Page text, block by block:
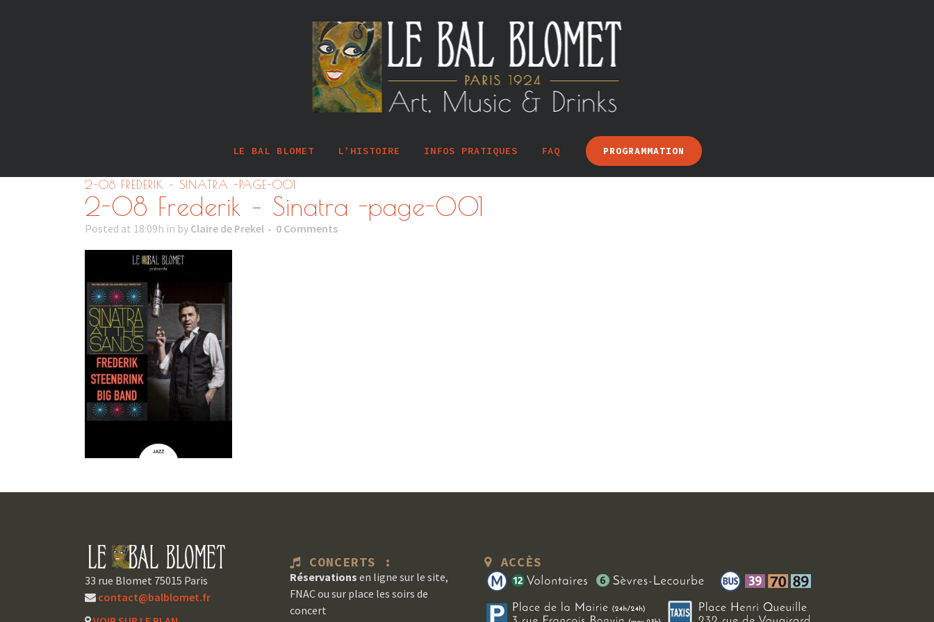
LE BAL BLOMET L’HISTOIRE INFOS PRATIQUES FAQ PROGRAMMATION
2-08 FREDERIK – SINATRA -PAGE-001
2-08 Frederik – Sinatra -page-001
Posted at 18:09h in by Claire de Prekel 0 Comments
33 rue Blomet 75015 Paris
contact@balblomet.fr
CONCERTS :
Réservations en ligne sur le site,
FNAC ou sur place les soirs de
concert
ACCÈS